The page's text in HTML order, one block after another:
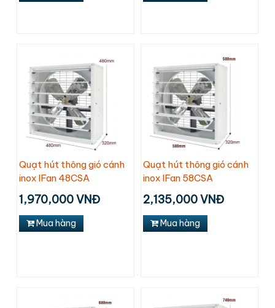
Quạt hút thông gió cánh
inox IFan 48CSA
1,970,000 VNĐ
Mua hàng
Quạt hút thông gió cánh
inox IFan 58CSA
2,135,000 VNĐ
Mua hàng